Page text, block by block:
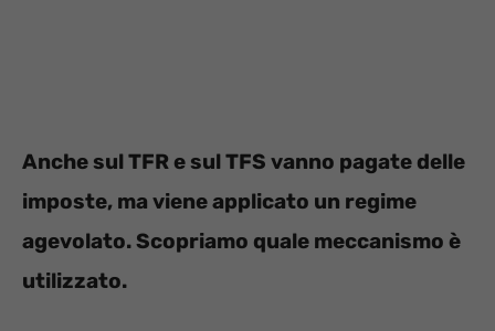
Anche sul TFR e sul TFS vanno pagate delle
imposte, ma viene applicato un regime
agevolato. Scopriamo quale meccanismo è
utilizzato.